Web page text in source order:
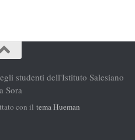
studenti dell'Istituto Salesiano
Sora
con iltema Hueman